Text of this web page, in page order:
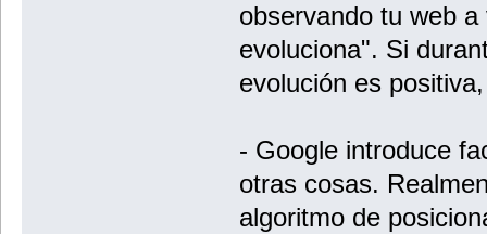
observando tu web
evoluciona". Si
evolución es
- Google introduce
otras cosas.
algoritmo de